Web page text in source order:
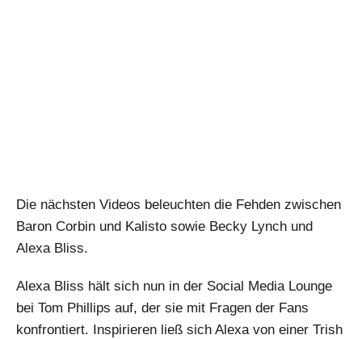
Die nächsten Videos beleuchten die Fehden zwischen
Baron Corbin und Kalisto sowie Becky Lynch und
Alexa Bliss.
Alexa Bliss hält sich nun in der Social Media Lounge
bei Tom Phillips auf, der sie mit Fragen der Fans
konfrontiert. Inspirieren ließ sich Alexa von einer Trish